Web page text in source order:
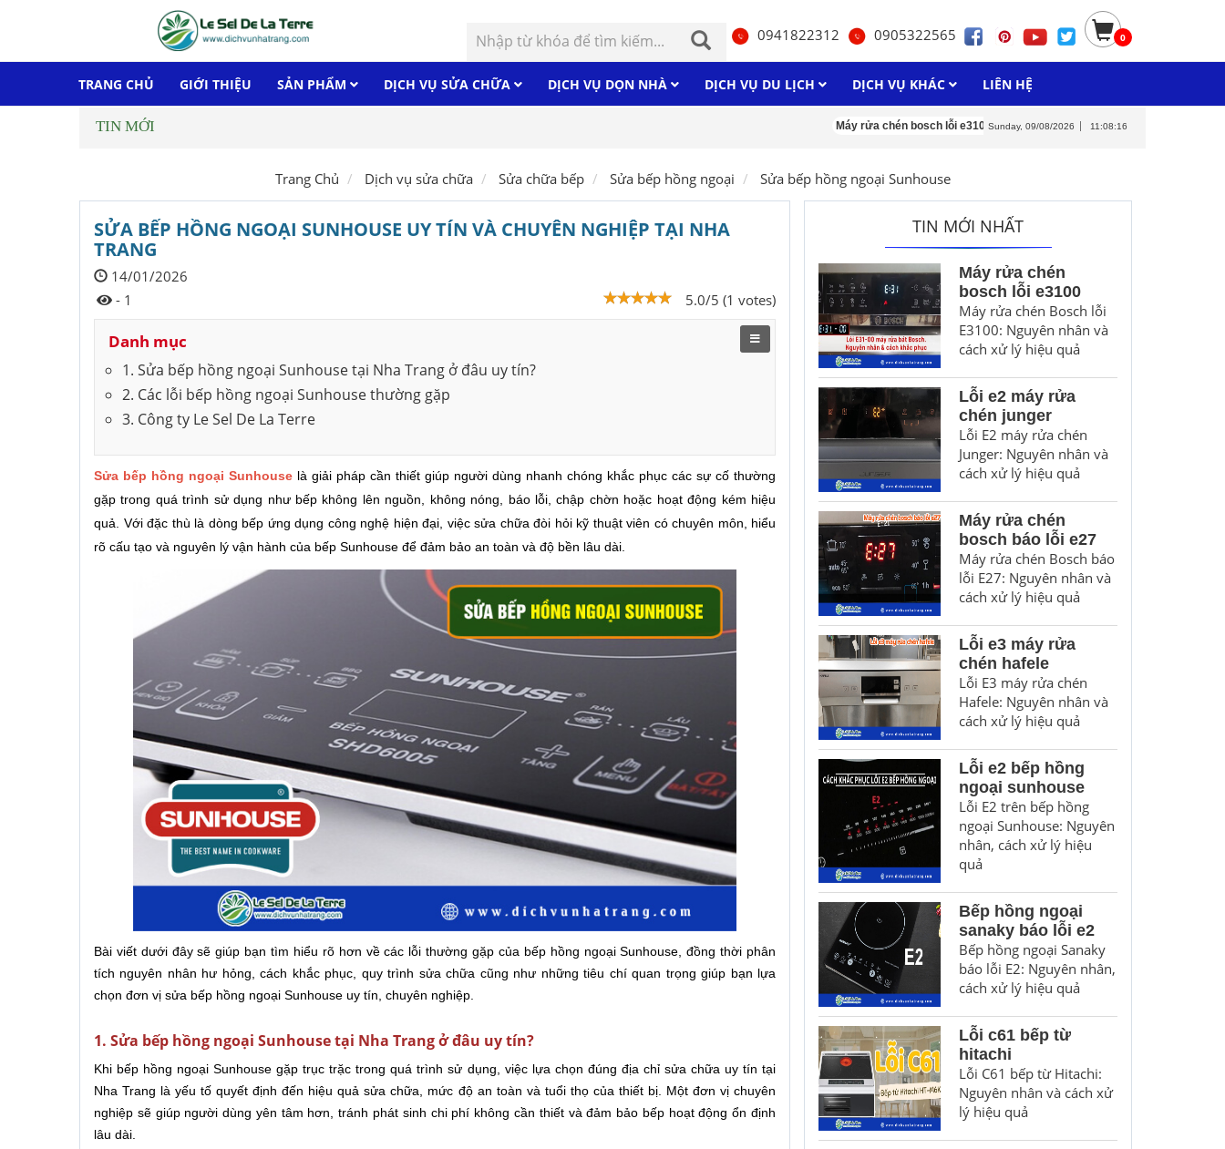
0941822312 0905322565 0
TRANG CHỦ GIỚI THIỆU SẢN PHẨM DỊCH VỤ SỬA CHỮA DỊCH VỤ DỌN NHÀ DỊCH VỤ DU LỊCH DỊCH VỤ KHÁC LIÊN HỆ
TIN MỚI Máy rửa chén bosch lỗi e3100 Lỗi e2 máy rửa chén junger Máy rửa chén
Sunday, 09/08/2026 11:08:17
Trang Chủ Dịch vụ sửa chữa Sửa chữa bếp Sửa bếp hồng ngoại Sửa bếp hồng ngoại Sunhouse
SỬA BẾP HỒNG NGOẠI SUNHOUSE UY TÍN VÀ CHUYÊN NGHIỆP TẠI NHA
TRANG
14/01/2026
5.0/5 (1 votes)
- 1
Danh mục
1. Sửa bếp hồng ngoại Sunhouse tại Nha Trang ở đâu uy tín?
2. Các lỗi bếp hồng ngoại Sunhouse thường gặp
3. Công ty Le Sel De La Terre
Sửa bếp hồng ngoại Sunhouse là giải pháp cần thiết giúp người dùng nhanh chóng khắc phục các sự cố thường
gặp trong quá trình sử dụng như bếp không lên nguồn, không nóng, báo lỗi, chập chờn hoặc hoạt động kém hiệu
quả. Với đặc thù là dòng bếp ứng dụng công nghệ hiện đại, việc sửa chữa đòi hỏi kỹ thuật viên có chuyên môn, hiểu
rõ cấu tạo và nguyên lý vận hành của bếp Sunhouse để đảm bảo an toàn và độ bền lâu dài.
Bài viết dưới đây sẽ giúp bạn tìm hiểu rõ hơn về các lỗi thường gặp của bếp hồng ngoại Sunhouse, đồng thời phân
tích nguyên nhân hư hỏng, cách khắc phục, quy trình sửa chữa cũng như những tiêu chí quan trọng giúp bạn lựa
chọn đơn vị sửa bếp hồng ngoại Sunhouse uy tín, chuyên nghiệp.
1. Sửa bếp hồng ngoại Sunhouse tại Nha Trang ở đâu uy tín?
Khi bếp hồng ngoại Sunhouse gặp trục trặc trong quá trình sử dụng, việc lựa chọn đúng địa chỉ sửa chữa uy tín tại
Nha Trang là yếu tố quyết định đến hiệu quả sửa chữa, mức độ an toàn và tuổi thọ của thiết bị. Một đơn vị chuyên
nghiệp sẽ giúp người dùng yên tâm hơn, tránh phát sinh chi phí không cần thiết và đảm bảo bếp hoạt động ổn định
lâu dài.
TIN MỚI NHẤT
Máy rửa chén
bosch lỗi e3100
Máy rửa chén Bosch lỗi
E3100: Nguyên nhân và
cách xử lý hiệu quả
Lỗi e2 máy rửa
chén junger
Lỗi E2 máy rửa chén
Junger: Nguyên nhân và
cách xử lý hiệu quả
Máy rửa chén
bosch báo lỗi e27
Máy rửa chén Bosch báo
lỗi E27: Nguyên nhân và
cách xử lý hiệu quả
Lỗi e3 máy rửa
chén hafele
Lỗi E3 máy rửa chén
Hafele: Nguyên nhân và
cách xử lý hiệu quả
Lỗi e2 bếp hồng
ngoại sunhouse
Lỗi E2 trên bếp hồng
ngoại Sunhouse: Nguyên
nhân, cách xử lý hiệu
quả
Bếp hồng ngoại
sanaky báo lỗi e2
Bếp hồng ngoại Sanaky
báo lỗi E2: Nguyên nhân,
cách xử lý hiệu quả
Lỗi c61 bếp từ
hitachi
Lỗi C61 bếp từ Hitachi:
Nguyên nhân và cách xử
lý hiệu quả